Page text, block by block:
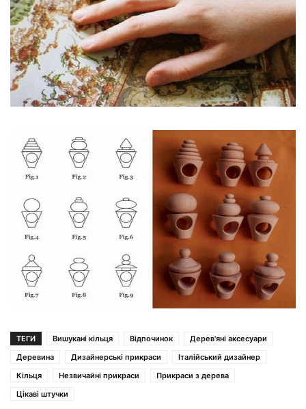
ТЕГИ Вишукані кільця Відпочинок
Дерев'яні аксесуари
Деревина
Дизайнерські прикраси
Італійський дизайнер
Кільця
Незвичайні прикраси
Прикраси з дерева
Цікаві штучки